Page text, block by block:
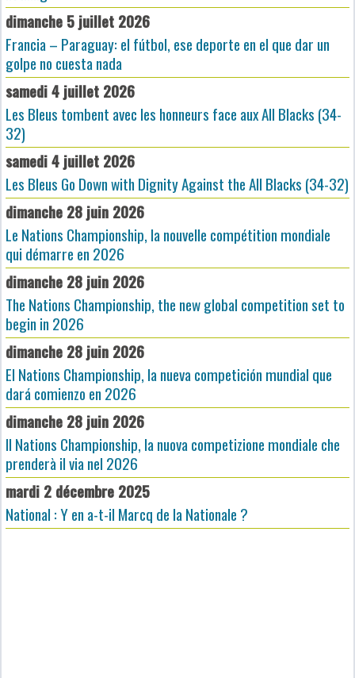
dimanche 5 juillet 2026
Francia – Paraguay: el fútbol, ese deporte en el que dar un
golpe no cuesta nada
samedi 4 juillet 2026
Les Bleus tombent avec les honneurs face aux All Blacks (34-
32)
samedi 4 juillet 2026
Les Bleus Go Down with Dignity Against the All Blacks (34-32)
dimanche 28 juin 2026
Le Nations Championship, la nouvelle compétition mondiale
qui démarre en 2026
dimanche 28 juin 2026
The Nations Championship, the new global competition set to
begin in 2026
dimanche 28 juin 2026
El Nations Championship, la nueva competición mundial que
dará comienzo en 2026
dimanche 28 juin 2026
Il Nations Championship, la nuova competizione mondiale che
prenderà il via nel 2026
mardi 2 décembre 2025
National : Y en a-t-il Marcq de la Nationale ?